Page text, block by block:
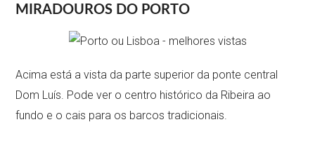
MIRADOUROS DO PORTO
Acima está a vista da parte superior da ponte central
Dom Luís. Pode ver o centro histórico da Ribeira ao
fundo e o cais para os barcos tradicionais.